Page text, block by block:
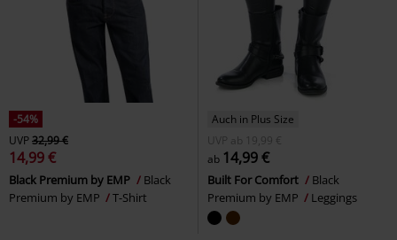
-54%
UVP32,99 €
14,99 €
Black Premium by EMP
Black
Premium by EMP
T-Shirt
Auch in Plus Size
UVP
ab
19,99 €
ab 14,99 €
Built For Comfort
Black
Premium by EMP
Leggings